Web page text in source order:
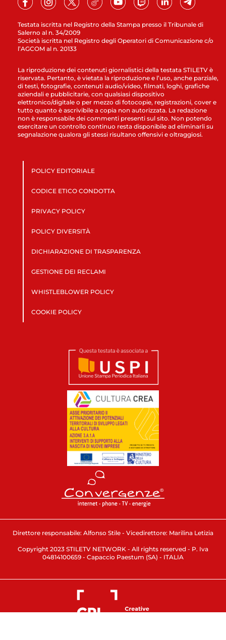
Testata iscritta nel Registro della Stampa presso il Tribunale di
Salerno al n. 34/2009
Società iscritta nel Registro degli Operatori di Comunicazione c/o
l’AGCOM al n. 20133
La riproduzione dei contenuti giornalistici della testata STILETV è
riservata. Pertanto, è vietata la riproduzione e l’uso, anche parziale,
di testi, fotografie, contenuti audio/video, filmati, loghi, grafiche
aziendali e pubblicitarie, con qualsiasi dispositivo
elettronico/digitale o per mezzo di fotocopie, registrazioni, cover e
tutto quanto è ascrivibile a copia non autorizzata. La redazione
non è responsabile dei commenti presenti sul sito. Non potendo
esercitare un controllo continuo resta disponibile ad eliminarli su
segnalazione qualora gli stessi risultano offensivi e oltraggiosi.
POLICY EDITORIALE
CODICE ETICO CONDOTTA
PRIVACY POLICY
POLICY DIVERSITÀ
DICHIARAZIONE DI TRASPARENZA
GESTIONE DEI RECLAMI
WHISTLEBLOWER POLICY
COOKIE POLICY
Direttore responsabile: Alfonso Stile - Vicedirettore: Marilina Letizia
Copyright 2023 STILETV NETWORK - All rights reserved - P. Iva
04814100659 - Capaccio Paestum (SA) - ITALIA